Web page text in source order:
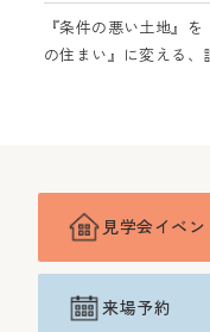
『条件の悪い土地』を
の住まい』に変える、
見学会イベン
来場予約